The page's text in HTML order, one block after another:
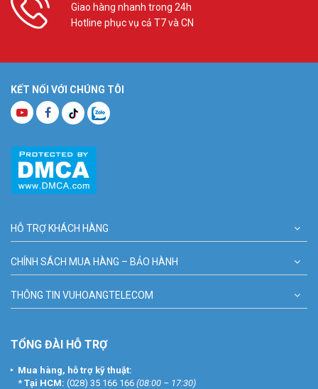
Giao hàng nhanh trong 24h
Hotline phục vụ cả T7 và CN
KẾT NỐI VỚI CHÚNG TÔI
HỖ TRỢ KHÁCH HÀNG
CHÍNH SÁCH MUA HÀNG – BẢO HÀNH
THÔNG TIN VUHOANGTELECOM
TỔNG ĐÀI HỖ TRỢ
Mua hàng, hỗ trợ kỹ thuật:
* Tại HCM: (028) 35 166 166 (08:00 – 17:30)